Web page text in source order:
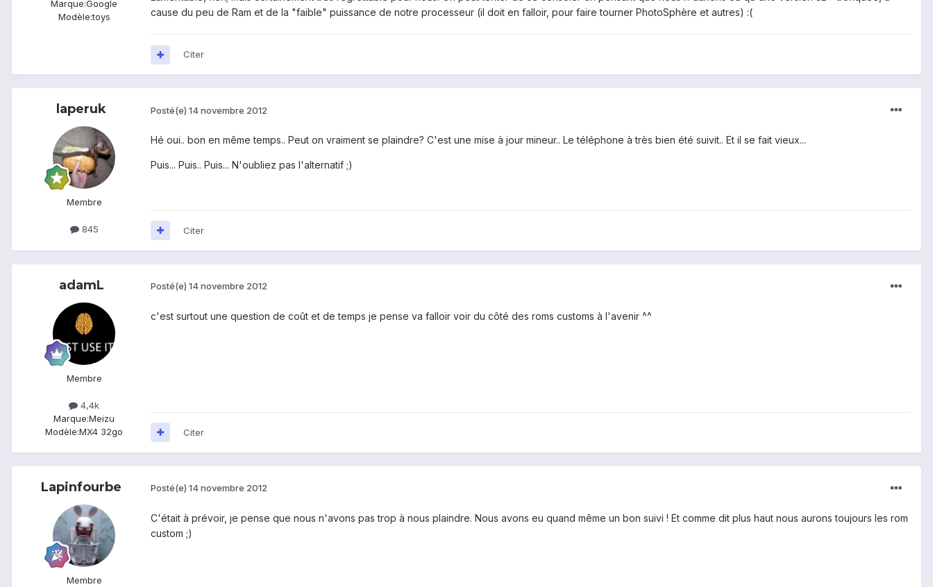
Marque:Google
Modèle:toys
cause du peu de Ram et de la "faible" puissance de notre processeur (il doit en falloir, pour faire tourner PhotoSphère et autres) :(
Citer
laperuk
Membre
845
Posté(e) 14 novembre 2012
Hé oui.. bon en même temps.. Peut on vraiment se plaindre? C'est une mise à jour mineur.. Le téléphone à très bien été suivit.. Et il se fait vieux...
Puis... Puis.. Puis... N'oubliez pas l'alternatif ;)
Citer
adamL
Membre
4,4k
Marque:Meizu
Modèle:MX4 32go
Posté(e) 14 novembre 2012
c'est surtout une question de coût et de temps je pense va falloir voir du côté des roms customs à l'avenir ^^
Citer
Lapinfourbe
Membre
Posté(e) 14 novembre 2012
C'était à prévoir, je pense que nous n'avons pas trop à nous plaindre. Nous avons eu quand même un bon suivi ! Et comme dit plus haut nous aurons toujours les rom
custom ;)